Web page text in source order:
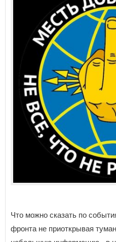
Что можно сказать по
фронта не приоткрывая